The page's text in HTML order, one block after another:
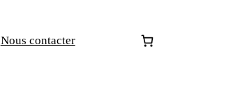
Nous contacter